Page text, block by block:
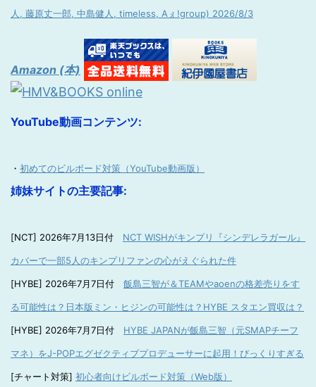
人, 藤原丈一郎, 中島健人, timeless, Aぇ!group) 2026/8/3
Amazon (本)
YouTube動画コンテンツ:
・ 初めてのビルボード対策（YouTube動画版）
姉妹サイトの主要記事:
[NCT] 2026年7月13日付 NCT WISHがキンプリ『シンデレラガール』
カバーで一部5人のキンプリファンの心がえぐられた件
[HYBE] 2026年7月7日付 飯島三智が＆TEAMやaoenの格差売りをす
る可能性は？日本版ミン・ヒジンの可能性は？HYBE スタエン買収は？
[HYBE] 2026年7月7日付 HYBE JAPANが飯島三智（元SMAPチーフ
マネ）をJ-POPエグゼクティブプロデューサーに起用！びっくりすぎる
[チャート対策] 初心者向けビルボード対策（Web版）